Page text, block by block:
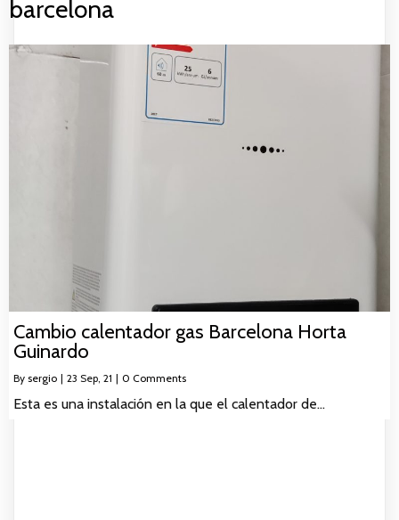
barcelona
Cambio calentador gas Barcelona Horta
Guinardo
By sergio | 23 Sep, 21 | 0 Comments
Esta es una instalación en la que el calentador de…